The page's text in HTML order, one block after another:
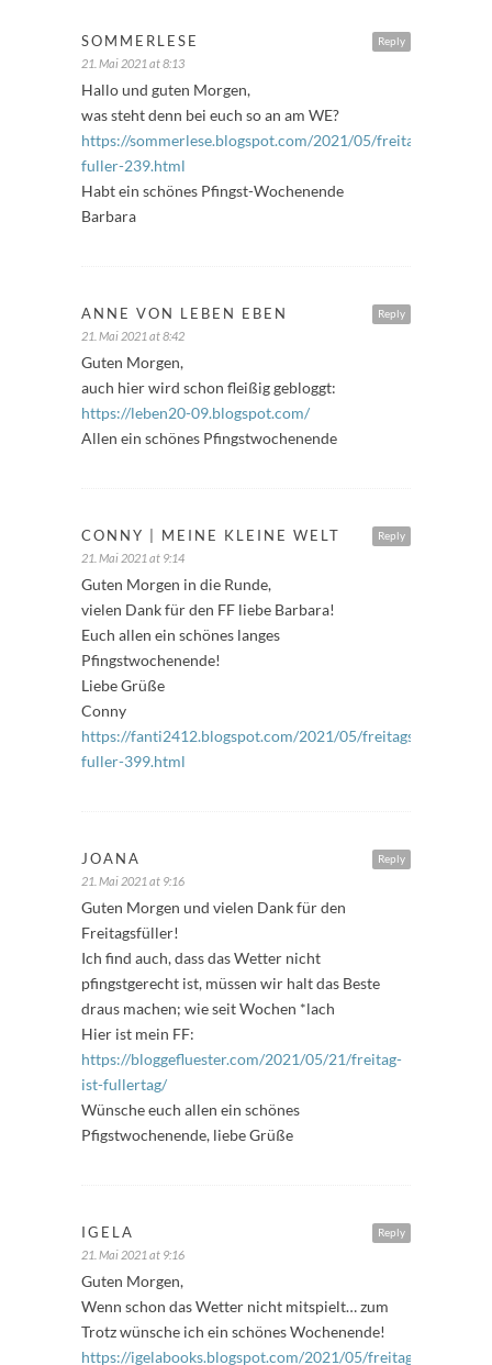
Reply
SOMMERLESE
21. Mai 2021 at 8:13
Hallo und guten Morgen,
was steht denn bei euch so an am WE?
https://sommerlese.blogspot.com/2021/05/freitags-
fuller-239.html
Habt ein schönes Pfingst-Wochenende
Barbara
Reply
ANNE VON LEBEN EBEN
21. Mai 2021 at 8:42
Guten Morgen,
auch hier wird schon fleißig gebloggt:
https://leben20-09.blogspot.com/
Allen ein schönes Pfingstwochenende
Reply
CONNY | MEINE KLEINE WELT
21. Mai 2021 at 9:14
Guten Morgen in die Runde,
vielen Dank für den FF liebe Barbara!
Euch allen ein schönes langes
Pfingstwochenende!
Liebe Grüße
Conny
https://fanti2412.blogspot.com/2021/05/freitags-
fuller-399.html
Reply
JOANA
21. Mai 2021 at 9:16
Guten Morgen und vielen Dank für den
Freitagsfüller!
Ich find auch, dass das Wetter nicht
pfingstgerecht ist, müssen wir halt das Beste
draus machen; wie seit Wochen *lach
Hier ist mein FF:
https://bloggefluester.com/2021/05/21/freitag-
ist-fullertag/
Wünsche euch allen ein schönes
Pfigstwochenende, liebe Grüße
Reply
IGELA
21. Mai 2021 at 9:16
Guten Morgen,
Wenn schon das Wetter nicht mitspielt… zum
Trotz wünsche ich ein schönes Wochenende!
https://igelabooks.blogspot.com/2021/05/freitags-